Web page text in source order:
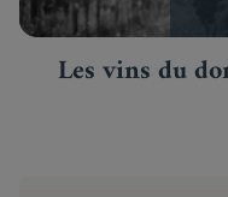
Les vins du